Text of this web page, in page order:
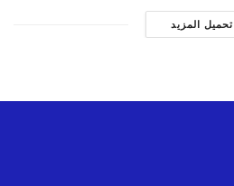
تحميل المزيد